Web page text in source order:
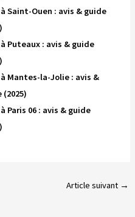
Saint-Ouen : avis & guide
Puteaux : avis & guide
Mantes-la-Jolie : avis &
Paris 06 : avis & guide
Article suivant →